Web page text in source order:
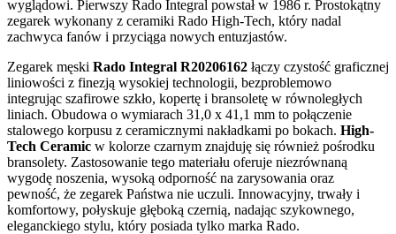
wyglądowi. Pierwszy Rado Integral powstał w 1986 r. Prostokątny
zegarek wykonany z ceramiki Rado High-Tech, który nadal
zachwyca fanów i przyciąga nowych entuzjastów.
Zegarek męski Rado Integral R20206162 łączy czystość graficznej
liniowości z finezją wysokiej technologii, bezproblemowo
integrując szafirowe szkło, kopertę i bransoletę w równoległych
liniach. Obudowa o wymiarach 31,0 x 41,1 mm to połączenie
stalowego korpusu z ceramicznymi nakładkami po bokach. High-
Tech Ceramic w kolorze czarnym znajduję się również pośrodku
bransolety. Zastosowanie tego materiału oferuje niezrównaną
wygodę noszenia, wysoką odporność na zarysowania oraz
pewność, że zegarek Państwa nie uczuli. Innowacyjny, trwały i
komfortowy, połyskuje głęboką czernią, nadając szykownego,
eleganckiego stylu, który posiada tylko marka Rado.